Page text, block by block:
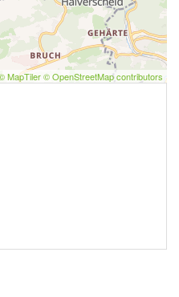
MapTiler © OpenStreetMap contributors